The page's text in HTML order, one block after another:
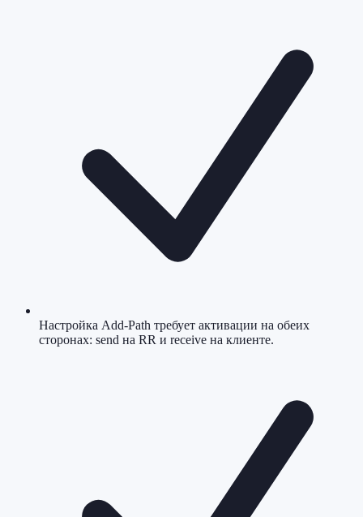
Настройка Add-Path требует активации на обеих
сторонах: send на RR и receive на клиенте.